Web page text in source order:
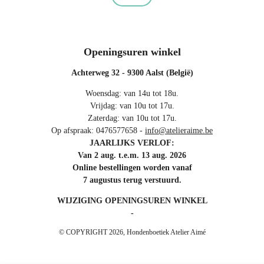
Openingsuren winkel
Achterweg 32 - 9300 Aalst (België)
Woensdag: van 14u tot 18u.
Vrijdag: van 10u tot 17u.
Zaterdag: van 10u tot 17u.
Op afspraak: 0476577658 - info@atelieraime.be
JAARLIJKS VERLOF:
Van 2 aug. t.e.m. 13 aug. 2026
Online bestellingen worden vanaf
7 augustus terug verstuurd.
WIJZIGING OPENINGSUREN WINKEL
-
© COPYRIGHT 2026, Hondenboetiek Atelier Aimé